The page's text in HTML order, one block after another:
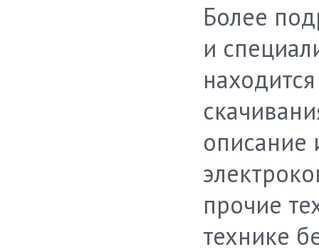
Более
и
описание
прочие
технике